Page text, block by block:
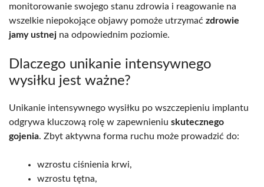
monitorowanie swojego stanu zdrowia i reagowanie na
wszelkie niepokojące objawy pomoże utrzymać zdrowie
jamy ustnej na odpowiednim poziomie.
Dlaczego unikanie intensywnego
wysiłku jest ważne?
Unikanie intensywnego wysiłku po wszczepieniu implantu
odgrywa kluczową rolę w zapewnieniu skutecznego
gojenia. Zbyt aktywna forma ruchu może prowadzić do:
wzrostu ciśnienia krwi,
wzrostu tętna,